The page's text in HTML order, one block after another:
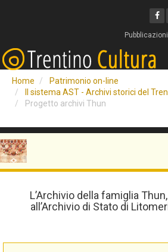
Pubblicazioni
Home
Patrimonio on-line
Il sistema AST - Archivi storici del
Progetto archivi Thun
L’Archivio della famiglia
all’Archivio di Stato di